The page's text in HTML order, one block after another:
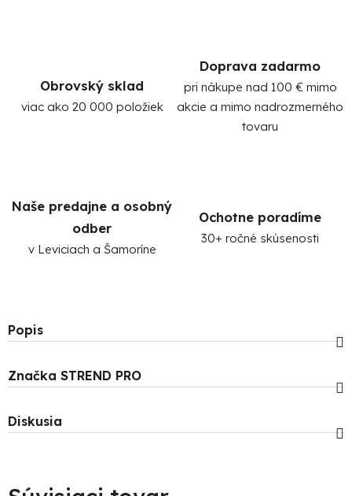
Obrovský sklad
viac ako 20 000 položiek
Doprava zadarmo
pri nákupe nad 100 € mimo
akcie a mimo nadrozmerného
tovaru
Naše predajne a osobný
odber
v Leviciach a Šamoríne
Ochotne poradíme
30+ ročné skúsenosti
Popis
Značka STREND PRO
Diskusia